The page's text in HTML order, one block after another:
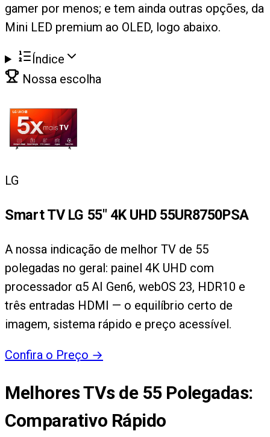
gamer por menos; e tem ainda outras opções, da
Mini LED premium ao OLED, logo abaixo.
Índice
Nossa escolha
LG
Smart TV LG 55" 4K UHD 55UR8750PSA
A nossa indicação de melhor TV de 55
polegadas no geral: painel 4K UHD com
processador α5 AI Gen6, webOS 23, HDR10 e
três entradas HDMI — o equilíbrio certo de
imagem, sistema rápido e preço acessível.
Confira o Preço →
Melhores TVs de 55 Polegadas:
Comparativo Rápido